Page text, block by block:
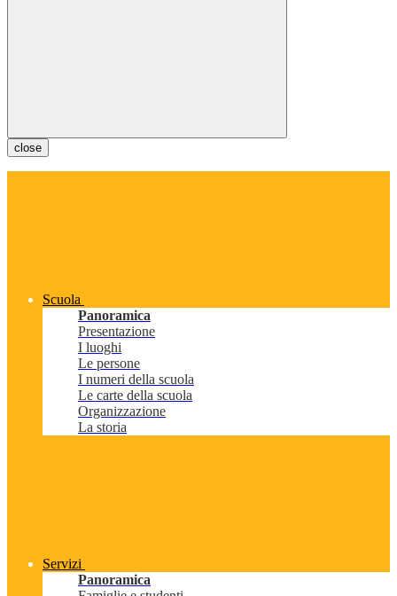
close
Scuola
Panoramica
Presentazione
I luoghi
Le persone
I numeri della scuola
Le carte della scuola
Organizzazione
La storia
Servizi
Panoramica